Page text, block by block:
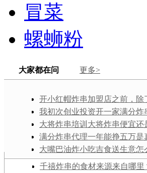
冒菜
螺蛳粉
大家都在问 更多>
开小红帽炸串加盟店之前，除
本以外，还需要准备些什么东西
我初次创业投资开一家满分炸
样？满分炸串在全国有多少家门
大将炸串培训大将炸串便宜还
盟一个项目来学便宜？哪种更适
新手？
满分炸串代理一年能挣五万是
怎么经营才能达到这个水平呢？
大嘴巴油炸小吃吉食送生意怎
不会很少有订单？
千禧炸串的食材来源来自哪里